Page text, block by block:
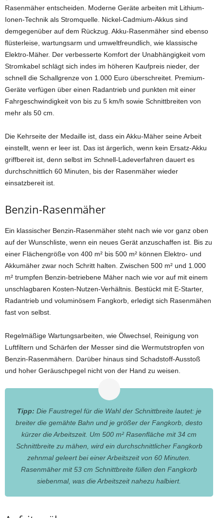
Rasenmäher entscheiden. Moderne Geräte arbeiten mit Lithium-
Ionen-Technik als Stromquelle. Nickel-Cadmium-Akkus sind
demgegenüber auf dem Rückzug. Akku-Rasenmäher sind ebenso
flüsterleise, wartungsarm und umweltfreundlich, wie klassische
Elektro-Mäher. Der verbesserte Komfort der Unabhängigkeit vom
Stromkabel schlägt sich indes im höheren Kaufpreis nieder, der
schnell die Schallgrenze von 1.000 Euro überschreitet. Premium-
Geräte verfügen über einen Radantrieb und punkten mit einer
Fahrgeschwindigkeit von bis zu 5 km/h sowie Schnittbreiten von
mehr als 50 cm.
Die Kehrseite der Medaille ist, dass ein Akku-Mäher seine Arbeit
einstellt, wenn er leer ist. Das ist ärgerlich, wenn kein Ersatz-Akku
griffbereit ist, denn selbst im Schnell-Ladeverfahren dauert es
durchschnittlich 60 Minuten, bis der Rasenmäher wieder
einsatzbereit ist.
Benzin-Rasenmäher
Ein klassischer Benzin-Rasenmäher steht nach wie vor ganz oben
auf der Wunschliste, wenn ein neues Gerät anzuschaffen ist. Bis zu
einer Flächengröße von 400 m² bis 500 m² können Elektro- und
Akkumäher zwar noch Schritt halten. Zwischen 500 m² und 1.000
m² trumpfen Benzin-betriebene Mäher nach wie vor auf mit einem
unschlagbaren Kosten-Nutzen-Verhältnis. Bestückt mit E-Starter,
Radantrieb und voluminösem Fangkorb, erledigt sich Rasenmähen
fast von selbst.
Regelmäßige Wartungsarbeiten, wie Ölwechsel, Reinigung von
Luftfiltern und Schärfen der Messer sind die Wermutstropfen von
Benzin-Rasenmähern. Darüber hinaus sind Schadstoff-Ausstoß
und hoher Geräuschpegel nicht von der Hand zu weisen.
Tipp: Die Faustregel für die Wahl der Schnittbreite lautet: je
breiter die gemähte Bahn und je größer der Fangkorb, desto
kürzer die Arbeitszeit. Um 500 m² Rasenfläche mit 34 cm
Schnittbreite zu mähen, wird ein durchschnittlicher Fangkorb
zehnmal geleert bei einer Arbeitszeit von 60 Minuten.
Rasenmäher mit 53 cm Schnittbreite füllen den Fangkorb
siebenmal, was die Arbeitszeit nahezu halbiert.